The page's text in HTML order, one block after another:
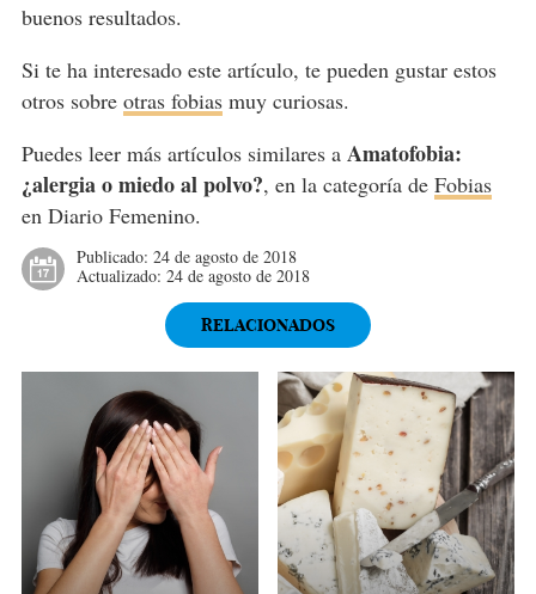
buenos resultados.
Si te ha interesado este artículo, te pueden gustar estos
otros sobre otras fobiasmuy curiosas.
Puedes leer más artículos similares a Amatofobia:
¿alergia o miedo al polvo?, en la categoría de Fobias
en Diario Femenino.
Publicado: 24 de agosto de 2018
Actualizado: 24 de agosto de 2018
RELACIONADOS